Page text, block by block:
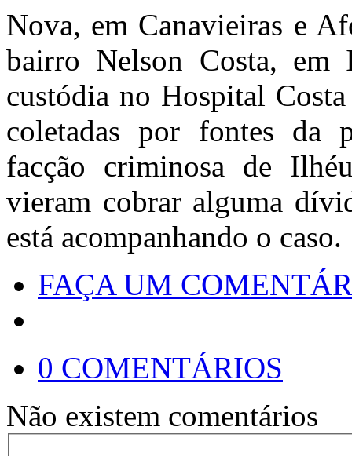
Nova, em Canavieiras e
bairro Nelson Costa, em
custódia no Hospital
coletadas por fontes da
facção criminosa de
vieram cobrar alguma
está acompanhando o caso.
FAÇA UM
0 COMENTÁRIOS
Não existem comentários